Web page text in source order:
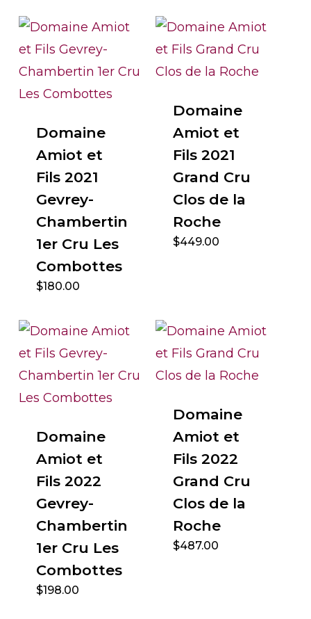
Domaine
Amiot et
Fils 2021
Gevrey-
Chambertin
1er Cru Les
Combottes
$180.00
Domaine
Amiot et
Fils 2021
Grand Cru
Clos de la
Roche
$449.00
Domaine
Amiot et
Fils 2022
Gevrey-
Chambertin
1er Cru Les
Combottes
$198.00
Domaine
Amiot et
Fils 2022
Grand Cru
Clos de la
Roche
$487.00